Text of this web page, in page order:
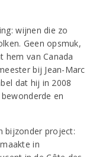
wijnen die zo
Geen opsmuk,
hem van Canada
bij Jean-Marc
dat hij in 2008
en
bijzonder project:
in